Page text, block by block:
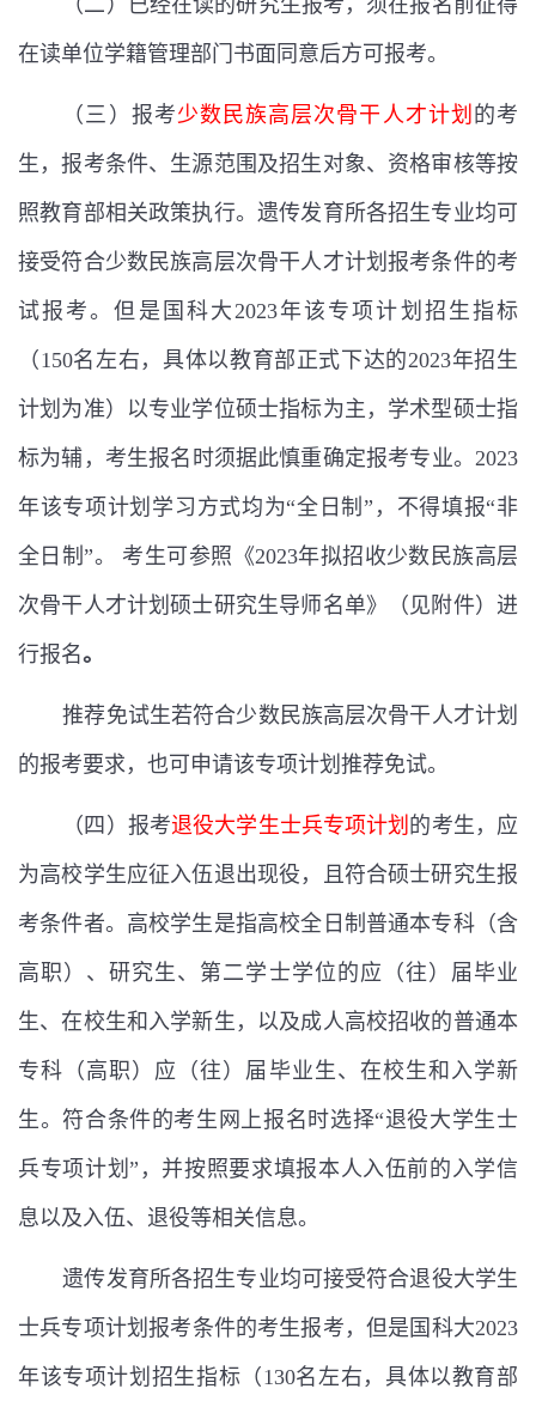
（二）已经在读的研究生报考，须在报名前征得
在读单位学籍管理部门书面同意后方可报考。
（三）报考少数民族高层次骨干人才计划 的考
生，报考条件、生源范围及招生对象、资格审核等按
照教育部相关政策执行。遗传发育所各招生专业均可
接受符合少数民族高层次骨干人才计划报考条件的考
试报考。但是国科大2023年该专项计划招生指标
（ 150名左右，具体以教育部正式下达的2023年招生
计划为准）以专业学位硕士指标为主，学术型硕士指
标为辅，考生报名时须据此慎重确定报考专业。 2023
年该专项计划学习方式均为“全日制” ，不得填报“非
全日制”。 考生可参照《2023年拟招收少数民族高层
次骨干人才计划硕士研究生导师名单》（见附件）进
行报名。
推荐免试生若符合少数民族高层次骨干人才计划
的报考要求，也可申请该专项计划推荐免试。
（四）报考退役大学生士兵专项计划 的考生，应
为高校学生应征入伍退出现役，且符合硕士研究生报
考条件者。高校学生是指高校全日制普通本专科（含
高职）、研究生、第二学士学位的应（往）届毕业
生、在校生和入学新生，以及成人高校招收的普通本
专科（高职）应（往）届毕业生、在校生和入学新
生。符合条件的考生网上报名时选择“退役大学生士
兵专项计划”，并按照要求填报本人入伍前的入学信
息以及入伍、退役等相关信息。
遗传发育所各招生专业均可接受符合退役大学生
士兵专项计划报考条件的考生报考，但是国科大2023
年该专项计划招生指标（ 130名左右，具体以教育部